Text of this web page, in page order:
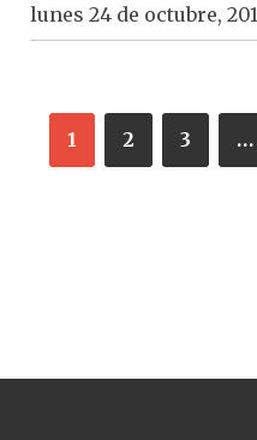
lunes 24 de octubre,
1 2 3 …